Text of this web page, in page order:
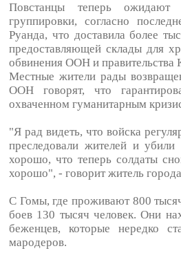
Повстанцы теперь
группировки, согласно
Руанда, что доставила более
предоставляющей склады для
обвинения ООН и правительства
Местные жители рады
ООН говорят, что
охваченном гуманитарным
"Я рад видеть, что войска
преследовали жителей и
хорошо, что теперь солдаты
хорошо", - говорит житель
С Гомы, где проживают 800
боев 130 тысяч человек. Они
беженцев, которые нередко
мародеров.